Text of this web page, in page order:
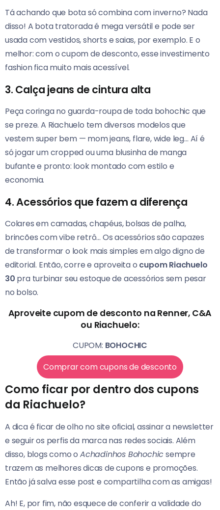
Tá achando que bota só combina com inverno? Nada
disso! A bota tratorada é mega versátil e pode ser
usada com vestidos, shorts e saias, por exemplo. E o
melhor: com o cupom de desconto, esse investimento
fashion fica muito mais acessível.
3. Calça jeans de cintura alta
Peça coringa no guarda-roupa de toda bohochic que
se preze. A Riachuelo tem diversos modelos que
vestem super bem — mom jeans, flare, wide leg… Aí é
só jogar um cropped ou uma blusinha de manga
bufante e pronto: look montado com estilo e
economia.
4. Acessórios que fazem a diferença
Colares em camadas, chapéus, bolsas de palha,
brincões com vibe retrô… Os acessórios são capazes
de transformar o look mais simples em algo digno de
editorial. Então, corre e aproveita o cupom Riachuelo
30 pra turbinar seu estoque de acessórios sem pesar
no bolso.
Aproveite cupom de desconto na Renner, C&A
ou Riachuelo:
CUPOM: BOHOCHIC
Comprar com cupons de desconto
Como ficar por dentro dos cupons
da Riachuelo?
A dica é ficar de olho no site oficial, assinar a newsletter
e seguir os perfis da marca nas redes sociais. Além
disso, blogs como oAchadinhos Bohochic sempre
trazem as melhores dicas de cupons e promoções.
Então já salva esse post e compartilha com as amigas!
Ah! E, por fim, não esquece de conferir a validade do